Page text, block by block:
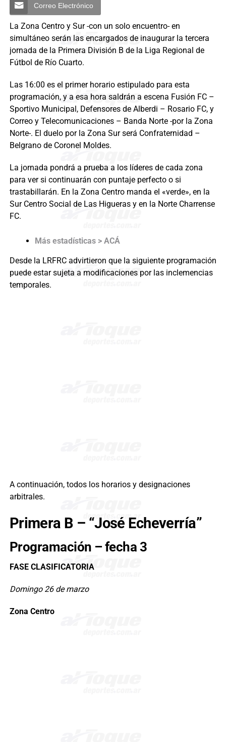
Correo Electrónico
La Zona Centro y Sur -con un solo encuentro- en
simultáneo serán las encargados de inaugurar la tercera
jornada de la Primera División B de la Liga Regional de
Fútbol de Río Cuarto.
Las 16:00 es el primer horario estipulado para esta
programación, y a esa hora saldrán a escena Fusión FC –
Sportivo Municipal, Defensores de Alberdi – Rosario FC, y
Correo y Telecomunicaciones – Banda Norte -por la Zona
Norte-. El duelo por la Zona Sur será Confraternidad –
Belgrano de Coronel Moldes.
La jornada pondrá a prueba a los líderes de cada zona
para ver si continuarán con puntaje perfecto o si
trastabillarán. En la Zona Centro manda el «verde», en la
Sur Centro Social de Las Higueras y en la Norte Charrense
FC.
Más estadísticas > ACÁ
Desde la LRFRC advirtieron que la siguiente programación
puede estar sujeta a modificaciones por las inclemencias
temporales.
A continuación, todos los horarios y designaciones
arbitrales.
Primera B – “José Echeverría”
Programación – fecha 3
FASE CLASIFICATORIA
Domingo 26 de marzo
Zona Centro